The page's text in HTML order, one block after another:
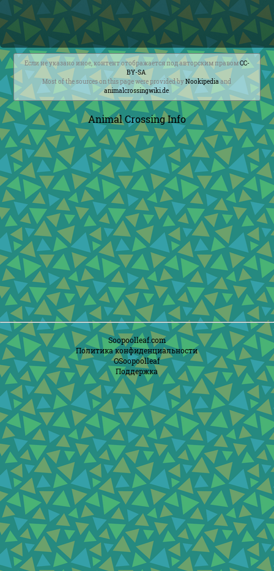
Если не указано иное, контент отображается под авторским правомCC-
BY-SA.
Most of the sources on this page were provided byNookipediaand
animalcrossingwiki.de.
Animal Crossing Info
Soopoolleaf.com
Политика конфиденциальности
ОSoopoolleaf
Поддержка